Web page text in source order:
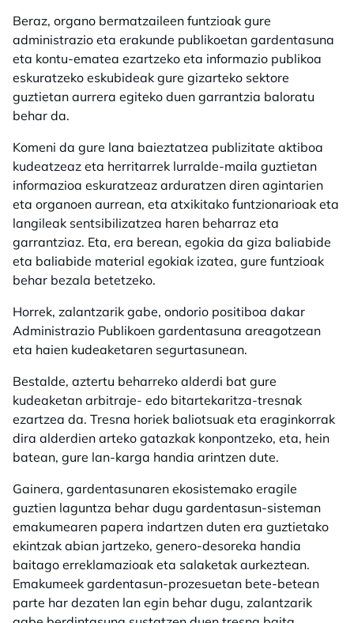
Beraz, organo bermatzaileen funtzioak gure
administrazio eta erakunde publikoetan gardentasuna
eta kontu-ematea ezartzeko eta informazio publikoa
eskuratzeko eskubideak gure gizarteko sektore
guztietan aurrera egiteko duen garrantzia baloratu
behar da.
Komeni da gure lana baieztatzea publizitate aktiboa
kudeatzeaz eta herritarrek lurralde-maila guztietan
informazioa eskuratzeaz arduratzen diren agintarien
eta organoen aurrean, eta atxikitako funtzionarioak eta
langileak sentsibilizatzea haren beharraz eta
garrantziaz. Eta, era berean, egokia da giza baliabide
eta baliabide material egokiak izatea, gure funtzioak
behar bezala betetzeko.
Horrek, zalantzarik gabe, ondorio positiboa dakar
Administrazio Publikoen gardentasuna areagotzean
eta haien kudeaketaren segurtasunean.
Bestalde, aztertu beharreko alderdi bat gure
kudeaketan arbitraje- edo bitartekaritza-tresnak
ezartzea da. Tresna horiek baliotsuak eta eraginkorrak
dira alderdien arteko gatazkak konpontzeko, eta, hein
batean, gure lan-karga handia arintzen dute.
Gainera, gardentasunaren ekosistemako eragile
guztien laguntza behar dugu gardentasun-sisteman
emakumearen papera indartzen duten era guztietako
ekintzak abian jartzeko, genero-desoreka handia
baitago erreklamazioak eta salaketak aurkeztean.
Emakumeek gardentasun-prozesuetan bete-betean
parte har dezaten lan egin behar dugu, zalantzarik